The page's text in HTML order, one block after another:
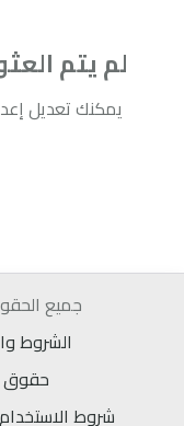
لم يتم
يمكنك تعديل
جميع
الشروط
حقوق
شروط الاستخدام